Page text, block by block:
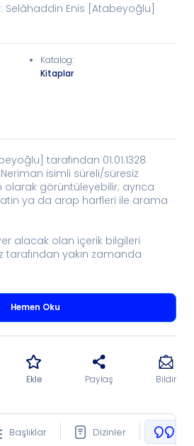
: Selâhaddin Enis [Atabeyoğlu]
Katalog:
Kitaplar
tarafından 01.01.1328
isimli süreli/süresiz
görüntüleyebilir; ayrıca
ya da arap harfleri ile arama
alacak olan içerik bilgileri
yakın zamanda
Hemen Oku
Ekle Paylaş Bildir
Başlıklar Dizinler